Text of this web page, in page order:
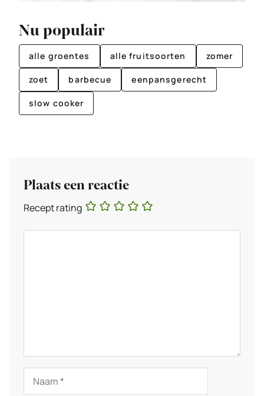
Nu populair
alle groentes alle fruitsoorten zomer
zoet barbecue eenpansgerecht
slow cooker
Plaats een reactie
Recept rating
Naam